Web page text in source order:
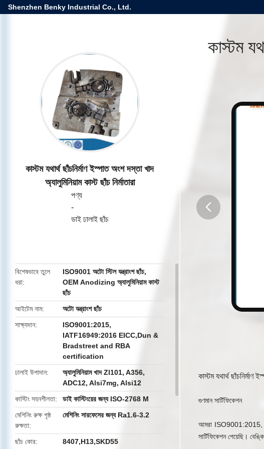
Shenzhen Benky Industrial Co., Ltd.
কাস্টম যথার্থ ছাঁচনির্মাণ ইস্পাত অংশ দস্তা খাদ
অ্যালুমিনিয়াম কাস্ট ছাঁচ নির্মাতারা
পণ্য
-
ডাই ঢালাই ছাঁচ
বিশেষভাবে তুলে
ধরা
ISO9001 অটো স্টিল যন্ত্রাংশ ছাঁচ,
OEM Anodizing অ্যালুমিনিয়াম কাস্ট
ছাঁচ
আইটেম নাম
অটো যন্ত্রাংশ ছাঁচ
সাক্ষ্যদান
ISO9001:2015,
IATF16949:2016 EICC,Dun &
Bradstreet and RBA
certification
ঢালাই উপাদান
অ্যালুমিনিয়াম খাদ Zl101, A356,
ADC12, Alsi7mg, Alsi12
কাস্টিং সহনশীলতা
ডাই কাস্টিংয়ের জন্য ISO-2768 M
মেশিনিং রুক্ষ পৃষ্ঠ
রুক্ষতা
মেশিনিং সারফেসের জন্য Ra1.6-3.2
ছাঁচ কোর 8407,H13,SKD55
কাস্টম
কাস্টম যথার্থ ছাঁচনির্মাণ
গুণমান সার্টিফিকেশন
আমরা ISO9001:2015,
সার্টিফিকেশন পেয়েছি।